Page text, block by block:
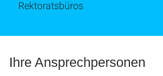
Rektoratsbüros
Ihre Ansprechpersonen